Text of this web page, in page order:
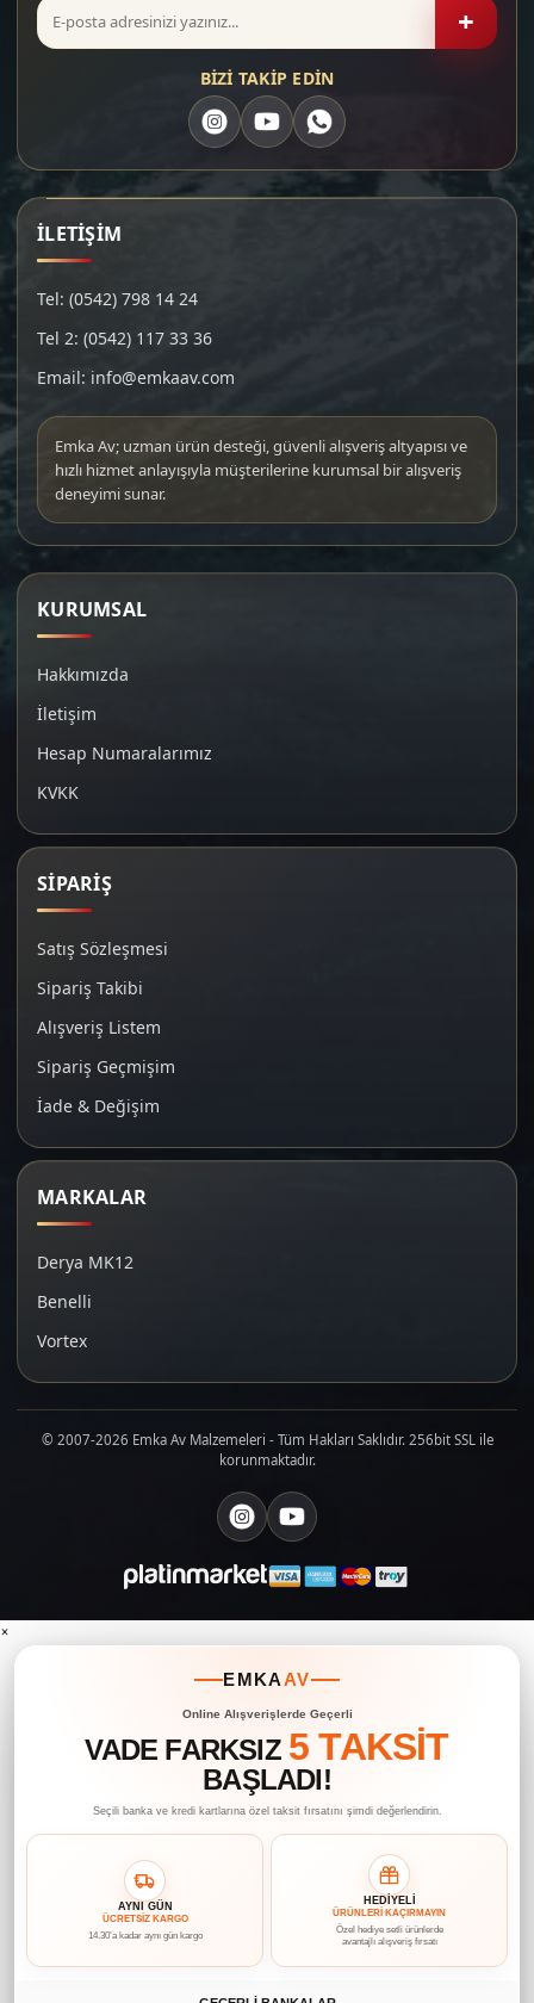
+
BİZİ TAKİP EDİN
İLETİŞİM
Tel: (0542) 798 14 24
Tel 2: (0542) 117 33 36
Email: info@emkaav.com
Emka Av; uzman ürün desteği, güvenli alışveriş altyapısı ve
hızlı hizmet anlayışıyla müşterilerine kurumsal bir alışveriş
deneyimi sunar.
KURUMSAL
Hakkımızda
İletişim
Hesap Numaralarımız
KVKK
SİPARİŞ
Satış Sözleşmesi
Sipariş Takibi
Alışveriş Listem
Sipariş Geçmişim
İade & Değişim
MARKALAR
Derya MK12
Benelli
Vortex
© 2007-2026 Emka Av Malzemeleri - Tüm Hakları Saklıdır. 256bit SSL ile
korunmaktadır.
×
EMKAAV
Online Alışverişlerde Geçerli
VADE FARKSIZ 5 TAKSİT
BAŞLADI!
Seçili banka ve kredi kartlarına özel taksit fırsatını şimdi değerlendirin.
AYNI GÜN
ÜCRETSİZ KARGO
14.30’a kadar aynı gün kargo
HEDİYELİ
ÜRÜNLERİ KAÇIRMAYIN
Özel hediye setli ürünlerde
avantajlı alışveriş fırsatı